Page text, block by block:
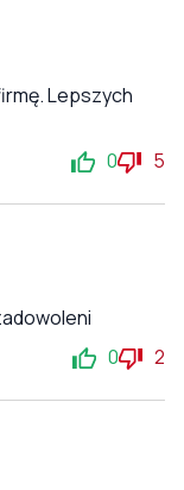
Lepszych
0 5
0 2